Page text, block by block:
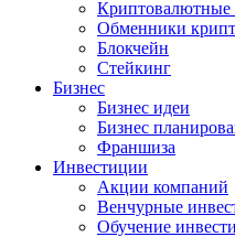
Криптовалютные
Обменники
Блокчейн
Стейкинг
Бизнес
Бизнес идеи
Бизнес
Франшиза
Инвестиции
Акции компаний
Венчурные
Обучение